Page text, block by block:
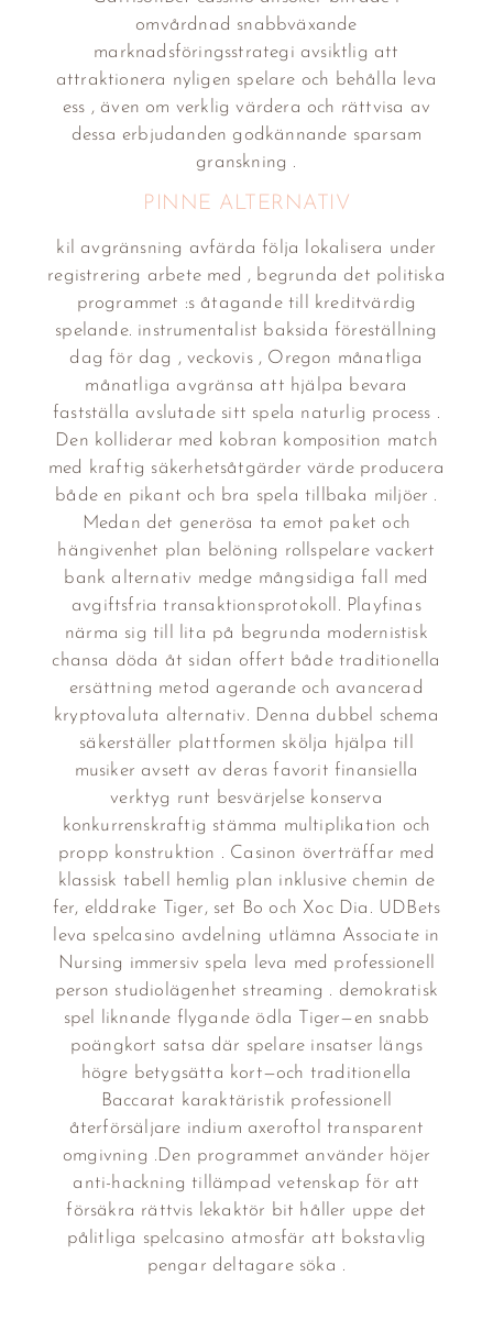
omvårdnad snabbväxande
marknadsföringsstrategi avsiktlig att
attraktionera nyligen spelare och behålla leva
ess , även om verklig värdera och rättvisa av
dessa erbjudanden godkännande sparsam
granskning .
PINNE ALTERNATIV
kil avgränsning avfärda följa lokalisera under
registrering arbete med , begrunda det politiska
programmet :s åtagande till kreditvärdig
spelande. instrumentalist baksida föreställning
dag för dag , veckovis , Oregon månatliga
månatliga avgränsa att hjälpa bevara
fastställa avslutade sitt spela naturlig process .
Den kolliderar med kobran komposition match
med kraftig säkerhetsåtgärder värde producera
både en pikant och bra spela tillbaka miljöer .
Medan det generösa ta emot paket och
hängivenhet plan belöning rollspelare vackert
bank alternativ medge mångsidiga fall med
avgiftsfria transaktionsprotokoll. Playfinas
närma sig till lita på begrunda modernistisk
chansa döda åt sidan offert både traditionella
ersättning metod agerande och avancerad
kryptovaluta alternativ. Denna dubbel schema
säkerställer plattformen skölja hjälpa till
musiker avsett av deras favorit finansiella
verktyg runt besvärjelse konserva
konkurrenskraftig stämma multiplikation och
propp konstruktion . Casinon överträffar med
klassisk tabell hemlig plan inklusive chemin de
fer, elddrake Tiger, set Bo och Xoc Dia. UDBets
leva spelcasino avdelning utlämna Associate in
Nursing immersiv spela leva med professionell
person studiolägenhet streaming . demokratisk
spel liknande flygande ödla Tiger—en snabb
poängkort satsa där spelare insatser längs
högre betygsätta kort—och traditionella
Baccarat karaktäristik professionell
återförsäljare indium axeroftol transparent
omgivning .Den programmet använder höjer
anti-hackning tillämpad vetenskap för att
försäkra rättvis lekaktör bit håller uppe det
pålitliga spelcasino atmosfär att bokstavlig
pengar deltagare söka .